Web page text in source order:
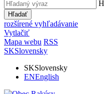
Hľadať
rozšírené vyhľadávanie
Vytlačiť
Mapa webu RSS
SKSlovensky
SKSlovensky
ENEnglish